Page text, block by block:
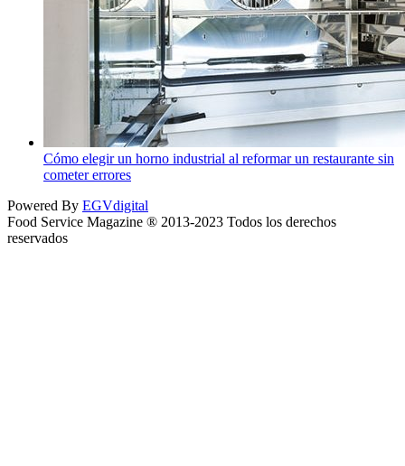
Cómo elegir un horno industrial al reformar un restaurante sin
cometer errores
Powered By EGVdigital
Food Service Magazine ® 2013-2023 Todos los derechos
reservados